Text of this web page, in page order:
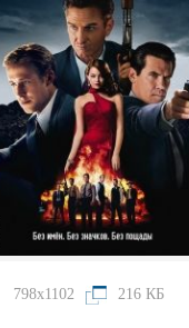
798x1102 216 КБ